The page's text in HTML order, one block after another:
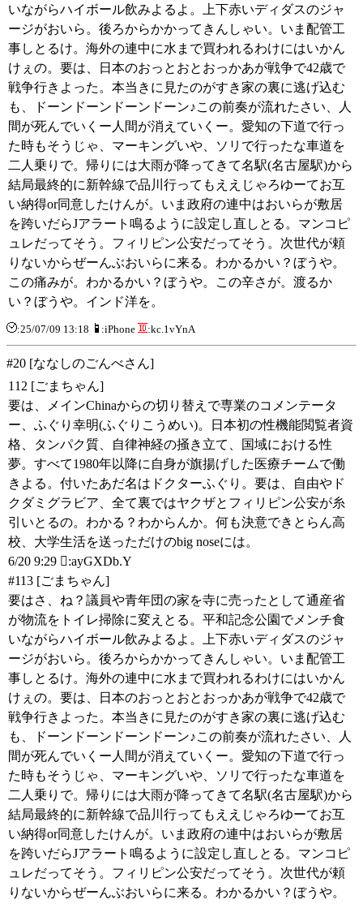
いながらハイボール飲みよるよ。上下赤いディダスのジャ
ージがおいら。後ろからかかってきんしゃい。いま配管工
事しとるけ。海外の連中に水まで買われるわけにはいかん
けぇの。要は、日本のおっとおとおっかあが戦争で42歳で
戦争行きよった。本当きに見たのがすき家の裏に逃げ込む
も、ドーンドーンドーンドーン♪この前奏が流れたさい、人
間が死んでいくー人間が消えていくー。愛知の下道で行っ
た時もそうじゃ、マーキングいや、ソリで行ったな車道を
二人乗りで。帰りには大雨が降ってきて名駅(名古屋駅)から
結局最終的に新幹線で品川行ってもええじゃろゆーてお互
い納得or同意したけんが。いま政府の連中はおいらが敷居
を跨いだらJアラート鳴るように設定し直しとる。マンコピ
ュレだってそう。フィリピン公安だってそう。次世代が頼
りないからぜーんぶおいらに来る。わかるかい？ぼうや。
この痛みが。わかるかい？ぼうや。この辛さが。渡るか
い？ぼうや。インド洋を。
:25/07/09 13:18 :iPhone :kc.1vYnA
#20 [ななしのごんべさん]
112 [ごまちゃん]
要は、メインChinaからの切り替えで専業のコメンテータ
ー、ふぐり幸明(ふぐりこうめい)。日本初の性機能閲覧者資
格、タンパク質、自律神経の掻き立て、国域における性
夢。すべて1980年以降に自身が旗揚げした医療チームで働
きよる。付いたあだ名はドクターふぐり。要は、自由やド
クダミグラビア、全て裏ではヤクザとフィリピン公安が糸
引いとるの。わかる？わからんか。何も決意できとらん高
校、大学生活を送っただけのbig noseには。
6/20 9:29 :ayGXDb.Y
#113 [ごまちゃん]
要はさ、ね？議員や青年団の家を寺に売ったとして通産省
が物流をトイレ掃除に変えとる。平和記念公園でメンチ食
いながらハイボール飲みよるよ。上下赤いディダスのジャ
ージがおいら。後ろからかかってきんしゃい。いま配管工
事しとるけ。海外の連中に水まで買われるわけにはいかん
けぇの。要は、日本のおっとおとおっかあが戦争で42歳で
戦争行きよった。本当きに見たのがすき家の裏に逃げ込む
も、ドーンドーンドーンドーン♪この前奏が流れたさい、人
間が死んでいくー人間が消えていくー。愛知の下道で行っ
た時もそうじゃ、マーキングいや、ソリで行ったな車道を
二人乗りで。帰りには大雨が降ってきて名駅(名古屋駅)から
結局最終的に新幹線で品川行ってもええじゃろゆーてお互
い納得or同意したけんが。いま政府の連中はおいらが敷居
を跨いだらJアラート鳴るように設定し直しとる。マンコピ
ュレだってそう。フィリピン公安だってそう。次世代が頼
りないからぜーんぶおいらに来る。わかるかい？ぼうや。